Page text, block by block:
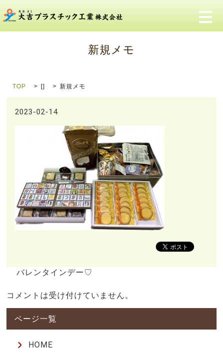
メ
新規メモ
TOP [] 新規メモ
2023-02-14
バレンタインデー♡
コメントは受け付けていません。
HOME